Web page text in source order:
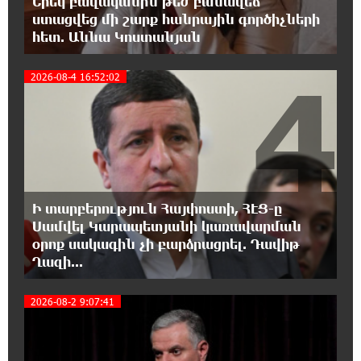
Ռեբուսը լուծելու համար, ասեք թե ինչպե՞ս
ՀՀ 29.800 քկմ տարածքը կրճատվեց.
Վարդևանյանը՝ Հովհաննիսյանին
15:00:46 6-08-2026
Ֆասթ Բանկը Սևան Ստարտափ Սամմիթին
ներկայացրել է իր պրոդուկտներն ու
քարտային առաջարկները
14:40:31 6-08-2026
Ընդդիմությունը պետք է իր շուրջը
համախմբի արտախորհրդարանական բոլոր
ուժերին. Արեգ Սավգուլյան
14:34:52 6-08-2026
ներկայացուցիչների նկատմամբ
հարուցված այս խայտառակ քրեական գործընթացը
իշխանության կողմից քաղաքական ուղիղ միջամտություն
է Եկեղեցու ներքին գործերին և ինքնավարությանը.
ստացվեց մի շարք հանրային գործիչների
հետ. Աննա Կոստանյան
2026-08-4 16:52:02
Ի տարբերություն Հայփոստի, ՀԷՑ-ը
Սամվել Կարապետյանի կառավարման
օրոք սակագին չի բարձրացրել. Դավիթ
Ղազի...
4
2026-08-2 9:07:41